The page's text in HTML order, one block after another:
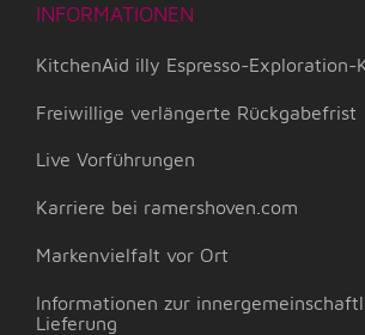
INFORMATIONEN
KitchenAid illy Espresso-Exploration-
Freiwillige verlängerte Rückgabefrist
Live Vorführungen
Karriere bei ramershoven.com
Markenvielfalt vor Ort
Informationen zur
Lieferung